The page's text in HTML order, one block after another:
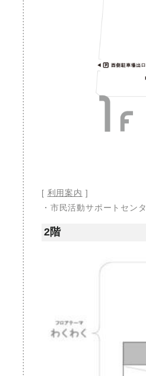
[ 利用案内 ]
・市民活動サポートセン
2階